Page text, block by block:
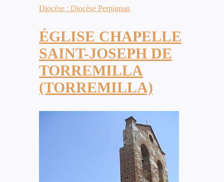
Diocèse : Diocèse Perpignan
ÉGLISE CHAPELLE
SAINT-JOSEPH DE
TORREMILLA
(TORREMILLA)